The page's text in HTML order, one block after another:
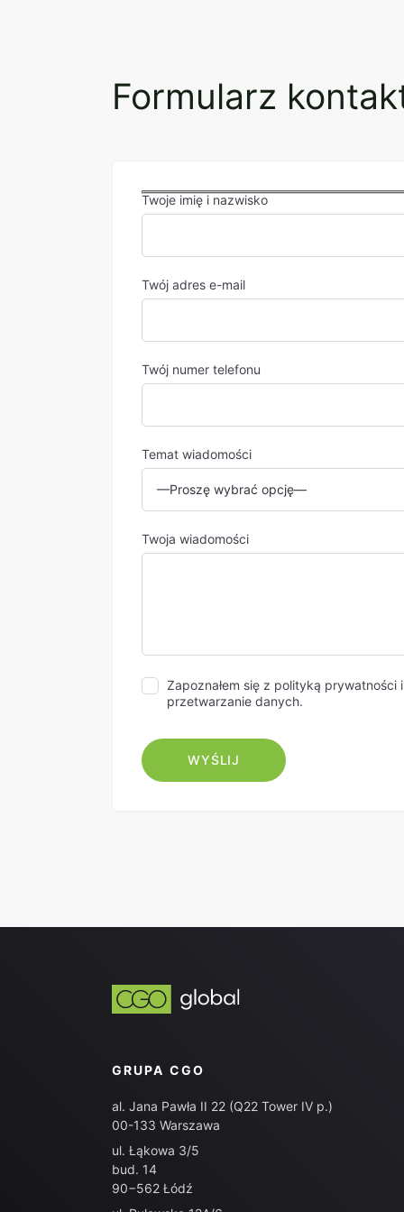
Formularz
Twoje imię i nazwisko
Twój adres e-mail
Twój numer telefonu
Temat wiadomości
Twoja wiadomości
Zapoznałem się z polityką prywatności
przetwarzanie danych.
GRUPA CGO
al. Jana Pawła II 22 (Q22 Tower IV p.)
00-133 Warszawa
ul. Łąkowa 3/5
bud. 14
90−562 Łódź